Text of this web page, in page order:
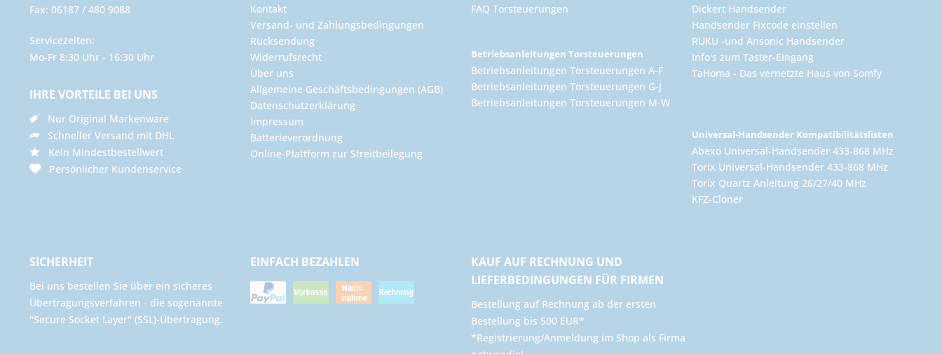
Fax: 06187 / 480 9088
Servicezeiten:
Mo-Fr 8:30 Uhr - 16:30 Uhr
IHRE VORTEILE BEI UNS
Nur Original Markenware
Schneller Versand mit DHL
Kein Mindestbestellwert
Persönlicher Kundenservice
Kontakt
Versand- und Zahlungsbedingungen
Rücksendung
Widerrufsrecht
Über uns
Allgemeine Geschäftsbedingungen (AGB)
Datenschutzerklärung
Impressum
Batterieverordnung
Online-Plattform zur Streitbeilegung
FAQ Torsteuerungen
Betriebsanleitungen Torsteuerungen
Betriebsanleitungen Torsteuerungen A-F
Betriebsanleitungen Torsteuerungen G-J
Betriebsanleitungen Torsteuerungen M-W
Dickert Handsender
Handsender Fixcode einstellen
RUKU -und Ansonic Handsender
Info's zum Taster-Eingang
TaHoma - Das vernetzte Haus von Somfy
Universal-Handsender Kompatibilitätslisten
Abexo Universal-Handsender 433-868 MHz
Torix Universal-Handsender 433-868 MHz
Torix Quartz Anleitung 26/27/40 MHz
KFZ-Cloner
SICHERHEIT
Bei uns bestellen Sie über ein sicheres
Übertragungsverfahren - die sogenannte
"Secure Socket Layer" (SSL)-Übertragung.
EINFACH BEZAHLEN
KAUF AUF RECHNUNG UND
LIEFERBEDINGUNGEN FÜR FIRMEN
​Bestellung auf Rechnung ab der ersten
Bestellung bis 500 EUR*
*Registrierung/Anmeldung im Shop als Firma